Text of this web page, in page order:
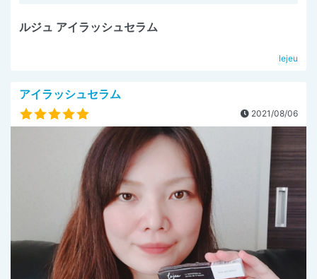
ルジュ アイラッシュセラム
lejeu
アイラッシュセラム
2021/08/06